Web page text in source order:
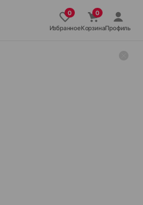
ИзбранноеКорзинаПрофиль